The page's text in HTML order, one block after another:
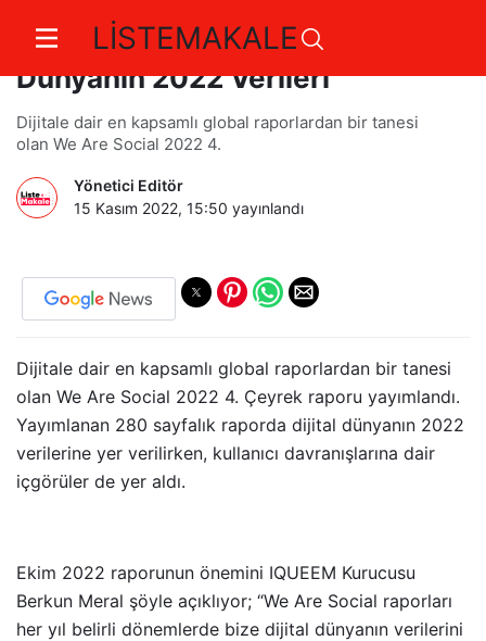
LİSTEMAKALE
We Are Social 4. Ceyrek: Dijital
Dünyanın 2022 Verileri
Dijitale dair en kapsamlı global raporlardan bir tanesi
olan We Are Social 2022 4.
Yönetici Editör
15 Kasım 2022, 15:50 yayınlandı
Dijitale dair en kapsamlı global raporlardan bir tanesi
olan We Are Social 2022 4. Çeyrek raporu yayımlandı.
Yayımlanan 280 sayfalık raporda dijital dünyanın 2022
verilerine yer verilirken, kullanıcı davranışlarına dair
içgörüler de yer aldı.
Ekim 2022 raporunun önemini IQUEEM Kurucusu
Berkun Meral şöyle açıklıyor; “We Are Social raporları
her yıl belirli dönemlerde bize dijital dünyanın verilerini